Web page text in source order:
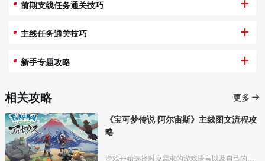
前期支线任务通关技巧
主线任务通关技巧
新手专题攻略
相关攻略
更多
《宝可梦传说 阿尔宙斯》主线图文流程攻
略